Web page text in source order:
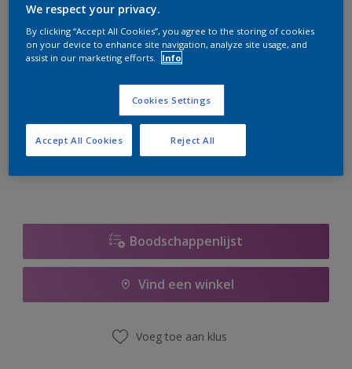
Verfcalculator
Bereken
Op dit moment is het niet mogelijk dit product online
te bestellen. Houd de website in de gaten, we werken
er hard aan om de voorraad aan te vullen.
Boodschappenlijst
Vind een winkel
Voeg toe aan klus
We respect your privacy.
By clicking “Accept All Cookies”, you agree to the storing of cookies
on your device to enhance site navigation, analyze site usage, and
assist in our marketing efforts.
Info
Cookies Settings
Reject All
Accept All Cookies